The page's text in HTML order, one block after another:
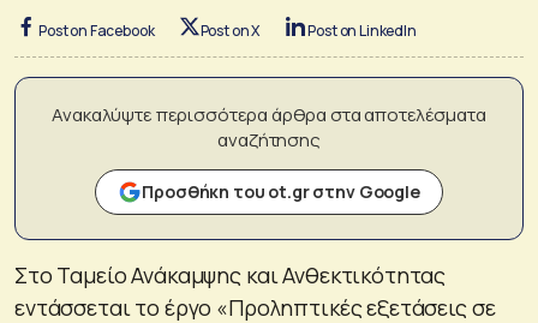
Post on Facebook Post on X Post on LinkedIn
Ανακαλύψτε περισσότερα άρθρα στα αποτελέσματα
αναζήτησης
Προσθήκη του ot.gr στην Google
Στο Ταμείο Ανάκαμψης και Ανθεκτικότητας
εντάσσεται το έργο «Προληπτικές εξετάσεις σε